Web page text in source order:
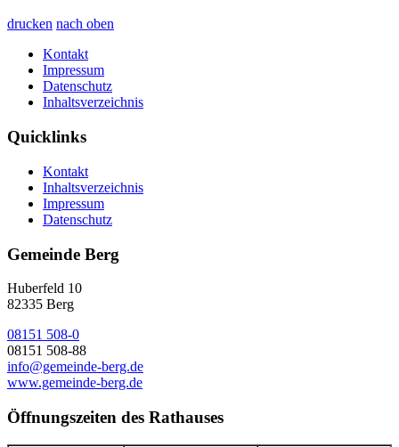
drucken nach oben
Kontakt
Impressum
Datenschutz
Inhaltsverzeichnis
Quicklinks
Kontakt
Inhaltsverzeichnis
Impressum
Datenschutz
Gemeinde Berg
Huberfeld 10
82335 Berg
08151 508-0
08151 508-88
info@gemeinde-berg.de
www.gemeinde-berg.de
Öffnungszeiten des Rathauses